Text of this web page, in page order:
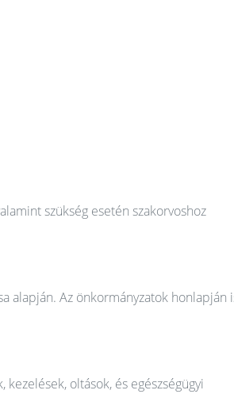
szükség esetén szakorvoshoz
alapján. Az önkormányzatok honlapján
oltások, és egészségügyi